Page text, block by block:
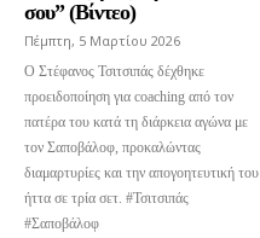
σου” (Βίντεο)
Πέμπτη, 5 Μαρτίου 2026
Ο Στέφανος Τσιτσιπάς δέχθηκε
προειδοποίηση για coaching από τον
πατέρα του κατά τη διάρκεια αγώνα με
τον Σαποβάλοφ, προκαλώντας
διαμαρτυρίες και την απογοητευτική του
ήττα σε τρία σετ. #Τσιτσιπάς
#Σαποβάλοφ